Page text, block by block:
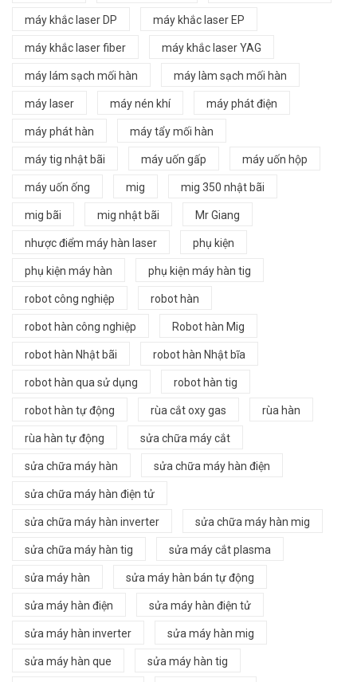
máy khắc laser DP máy khắc laser EP
máy khắc laser fiber máy khắc laser YAG
máy lám sạch mối hàn máy làm sạch mối hàn
máy laser máy nén khí máy phát điện
máy phát hàn máy tẩy mối hàn
máy tig nhật bãi máy uốn gấp máy uốn hộp
máy uốn ống mig mig 350 nhật bãi
mig bãi mig nhật bãi Mr Giang
nhược điểm máy hàn laser phụ kiện
phụ kiện máy hàn phụ kiện máy hàn tig
robot công nghiệp robot hàn
robot hàn công nghiệp Robot hàn Mig
robot hàn Nhật bãi robot hàn Nhật bĩa
robot hàn qua sử dụng robot hàn tig
robot hàn tự động rùa cắt oxy gas rùa hàn
rùa hàn tự động sửa chữa máy cắt
sửa chữa máy hàn sửa chữa máy hàn điện
sửa chữa máy hàn điện tử
sửa chữa máy hàn inverter sửa chữa máy hàn mig
sửa chữa máy hàn tig sửa máy cắt plasma
sửa máy hàn sửa máy hàn bán tự động
sửa máy hàn điện sửa máy hàn điện tử
sửa máy hàn inverter sửa máy hàn mig
sửa máy hàn que sửa máy hàn tig